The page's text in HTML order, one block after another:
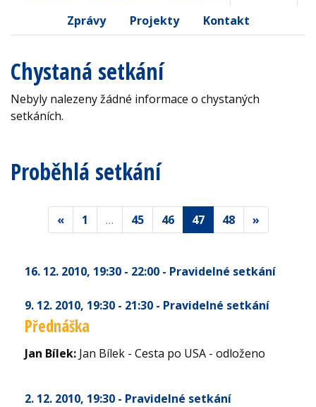
Zprávy
Projekty Kontakt
Chystaná setkání
Nebyly nalezeny žádné informace o chystaných
setkáních.
Proběhlá setkání
« 1 … 45 46 47 48 »
16. 12. 2010, 19:30 - 22:00 - Pravidelné setkání
9. 12. 2010, 19:30 - 21:30 - Pravidelné setkání
Přednáška
Jan Bílek: Jan Bílek - Cesta po USA - odloženo
2. 12. 2010, 19:30 - Pravidelné setkání